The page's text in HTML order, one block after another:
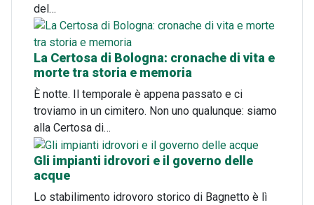
del…
La Certosa di Bologna: cronache di vita e
morte tra storia e memoria
È notte. Il temporale è appena passato e ci
troviamo in un cimitero. Non uno qualunque: siamo
alla Certosa di…
Gli impianti idrovori e il governo delle
acque
Lo stabilimento idrovoro storico di Bagnetto è lì